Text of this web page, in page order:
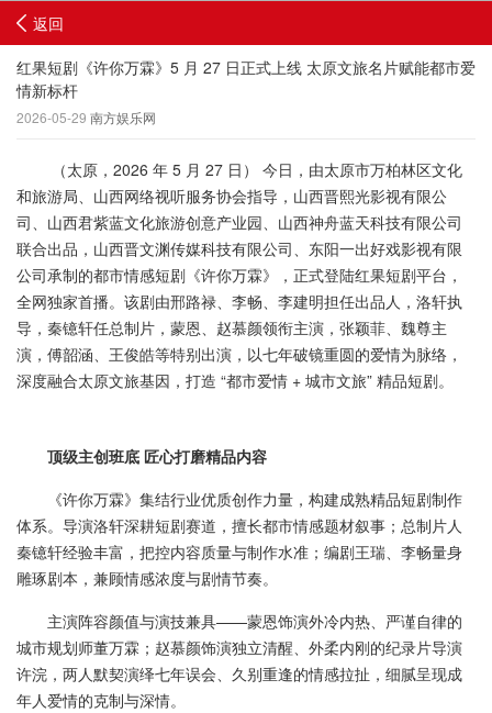
返回
红果短剧《许你万霖》5 月 27 日正式上线 太原文旅名片赋能都市爱
情新标杆
2026-05-29 南方娱乐网
（太原，2026 年 5 月 27 日） 今日，由太原市万柏林区文化
和旅游局、山西网络视听服务协会指导，山西晋熙光影视有限公
司、山西君紫蓝文化旅游创意产业园、山西神舟蓝天科技有限公司
联合出品，山西晋文渊传媒科技有限公司、东阳一出好戏影视有限
公司承制的都市情感短剧《许你万霖》，正式登陆红果短剧平台，
全网独家首播。该剧由邢路禄、李畅、李建明担任出品人，洛轩执
导，秦镱轩任总制片，蒙恩、赵慕颜领衔主演，张颖菲、魏尊主
演，傅韶涵、王俊皓等特别出演，以七年破镜重圆的爱情为脉络，
深度融合太原文旅基因，打造 “都市爱情 + 城市文旅” 精品短剧。
顶级主创班底 匠心打磨精品内容
《许你万霖》集结行业优质创作力量，构建成熟精品短剧制作
体系。导演洛轩深耕短剧赛道，擅长都市情感题材叙事；总制片人
秦镱轩经验丰富，把控内容质量与制作水准；编剧王瑞、李畅量身
雕琢剧本，兼顾情感浓度与剧情节奏。
主演阵容颜值与演技兼具——蒙恩饰演外冷内热、严谨自律的
城市规划师董万霖；赵慕颜饰演独立清醒、外柔内刚的纪录片导演
许浣，两人默契演绎七年误会、久别重逢的情感拉扯，细腻呈现成
年人爱情的克制与深情。